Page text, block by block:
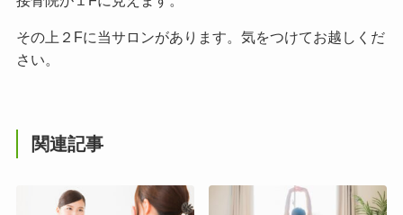
その上２Fに当サロンがあります。気をつけてお越しくだ
さい。
関連記事